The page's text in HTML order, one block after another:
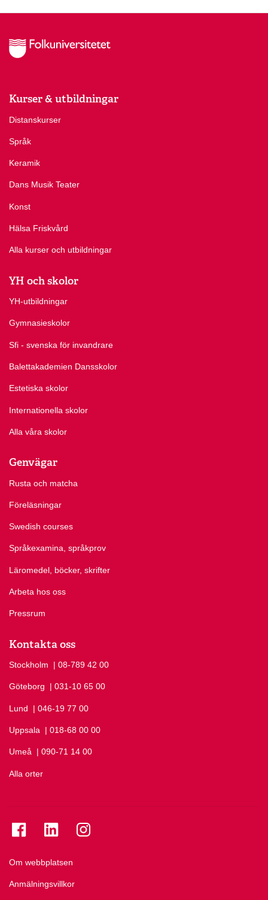
Kurser & utbildningar
Distanskurser
Språk
Keramik
Dans Musik Teater
Konst
Hälsa Friskvård
Alla kurser och utbildningar
YH och skolor
YH-utbildningar
Gymnasieskolor
Sfi - svenska för invandrare
Balettakademien Dansskolor
Estetiska skolor
Internationella skolor
Alla våra skolor
Genvägar
Rusta och matcha
Föreläsningar
Swedish courses
Språkexamina, språkprov
Läromedel, böcker, skrifter
Arbeta hos oss
Pressrum
Kontakta oss
Stockholm Ring Stockholm på
| 08-789 42 00
Göteborg Ring Göteborg på
| 031-10 65 00
Lund Ring Lund på
| 046-19 77 00
Uppsala Ring Uppsala på
| 018-68 00 00
Umeå Ring Umeå på
| 090-71 14 00
Alla orter
Om webbplatsen
Anmälningsvillkor
Se folkuniversitetet på Facebook
Se folkuniversitetet på LinkedIn